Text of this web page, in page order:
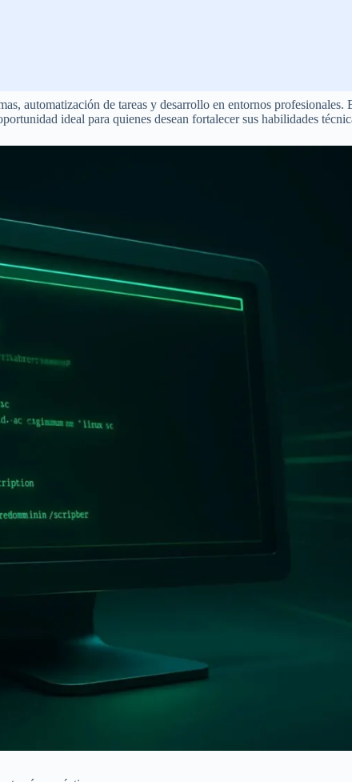
automatización de tareas y desarrollo en entornos profesionales.
ideal para quienes desean fortalecer sus habilidades